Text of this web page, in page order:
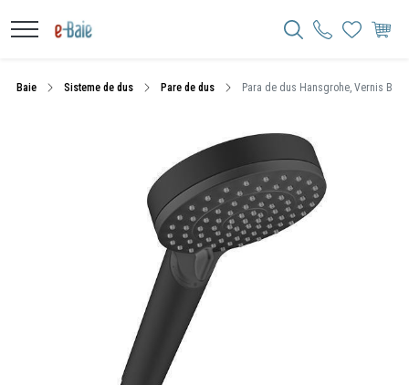
Baie Sisteme de dus Pare de dus Para de dus Hansgrohe, Vernis